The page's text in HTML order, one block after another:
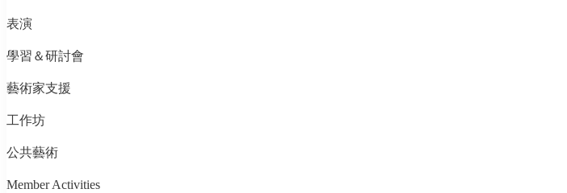
表演
學習＆研討會
藝術家支援
工作坊
公共藝術
Member Activities